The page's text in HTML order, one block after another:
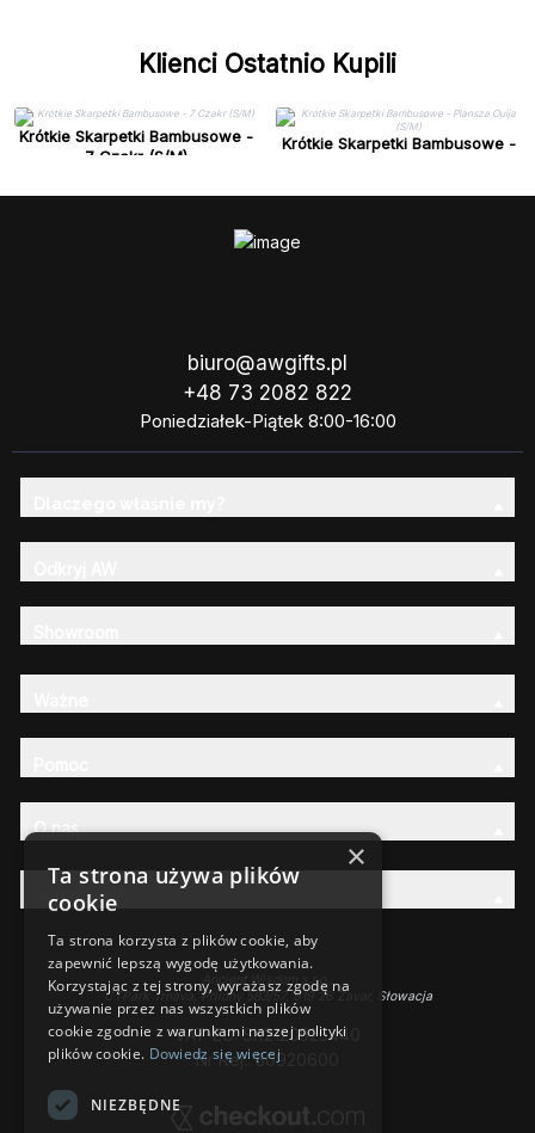
Klienci Ostatnio Kupili
Krótkie Skarpetki Bambusowe -
7 Czakr (S/M)
Krótkie Skarpetki Bambusowe -
biuro@awgifts.pl
+48 73 2082 822
Poniedziałek-Piątek 8:00-16:00
O nas
Rodzina AW
Ancient Wisdom s.r.o.,
CTPark Trnava, Prílohy 583/57, 919 26 Zavar, Słowacja
VAT-EU: SK2120525440
Nr Rej.: 50920600
×
Ta strona używa plików
cookie
Ta strona korzysta z plików cookie, aby
zapewnić lepszą wygodę użytkowania.
Korzystając z tej strony, wyrażasz zgodę na
używanie przez nas wszystkich plików
cookie zgodnie z warunkami naszej polityki
plików cookie. Dowiedz się więcej
NIEZBĘDNE